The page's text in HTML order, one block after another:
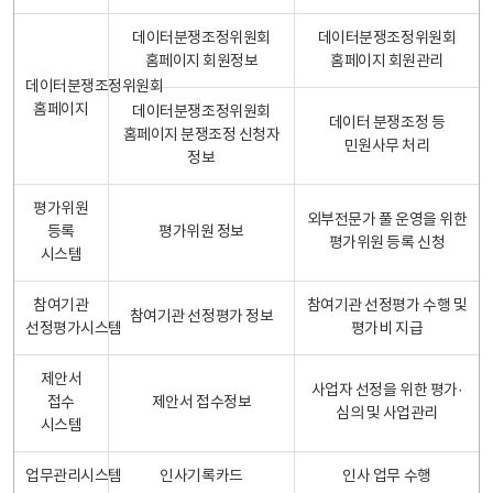
데이터분쟁조정위원회
홈페이지
데이터분쟁조정위원회
홈페이지 회원정보
데이터분쟁조정위원회
홈페이지 회원관리
데이터분쟁조정위원회
홈페이지 분쟁조정 신청자
정보
데이터 분쟁조정 등
민원사무 처리
평가위원
등록
시스템
평가위원 정보
외부전문가 풀 운영을 위한
평가위원 등록 신청
참여기관
선정평가시스템
참여기관 선정평가 정보
참여기관 선정평가 수행 및
평가비 지급
제안서
접수
시스템
제안서 접수정보
사업자 선정을 위한 평가·
심의 및 사업관리
업무관리시스템 인사기록카드 인사 업무 수행